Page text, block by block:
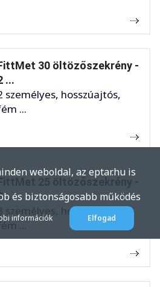
30 öltözőszekrény -
...
személyes, hosszúajtós,
...
FittMet 25 öltözőszekrény -
...
személyes, hosszúajtós,
...
weboldal, az eptar.hu is
és biztonságosabb működés
információk Elfogad